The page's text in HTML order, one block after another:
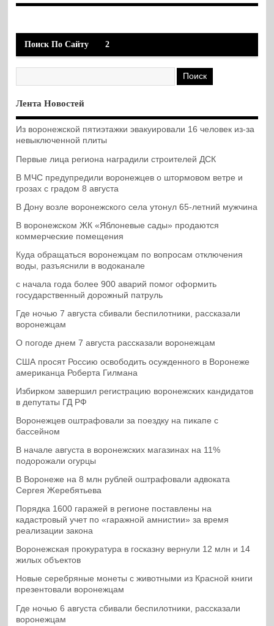
Поиск По Сайту 2
Лента Новостей
Из воронежской пятиэтажки эвакуировали 16 человек из-за
невыключенной плиты
Первые лица региона наградили строителей ДСК
В МЧС предупредили воронежцев о штормовом ветре и
грозах с градом 8 августа
В Дону возле воронежского села утонул 65-летний мужчина
В воронежском ЖК «Яблоневые сады» продаются
коммерческие помещения
Куда обращаться воронежцам по вопросам отключения
воды, разъяснили в водоканале
с начала года более 900 аварий помог оформить
государственный дорожный патруль
Где ночью 7 августа сбивали беспилотники, рассказали
воронежцам
О погоде днем 7 августа рассказали воронежцам
США просят Россию освободить осужденного в Воронеже
американца Роберта Гилмана
Избирком завершил регистрацию воронежских кандидатов
в депутаты ГД РФ
Воронежцев оштрафовали за поездку на пикапе с
бассейном
В начале августа в воронежских магазинах на 11%
подорожали огурцы
В Воронеже на 8 млн рублей оштрафовали адвоката
Сергея Жеребятьева
Порядка 1600 гаражей в регионе поставлены на
кадастровый учет по «гаражной амнистии» за время
реализации закона
Воронежская прокуратура в госказну вернули 12 млн и 14
жилых объектов
Новые серебряные монеты с животными из Красной книги
презентовали воронежцам
Где ночью 6 августа сбивали беспилотники, рассказали
воронежцам